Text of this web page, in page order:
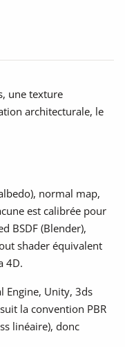
une texture
architecturale, le
normal map,
est calibrée pour
BSDF (Blender),
shader équivalent
4D.
Engine, Unity, 3ds
la convention PBR
linéaire), donc